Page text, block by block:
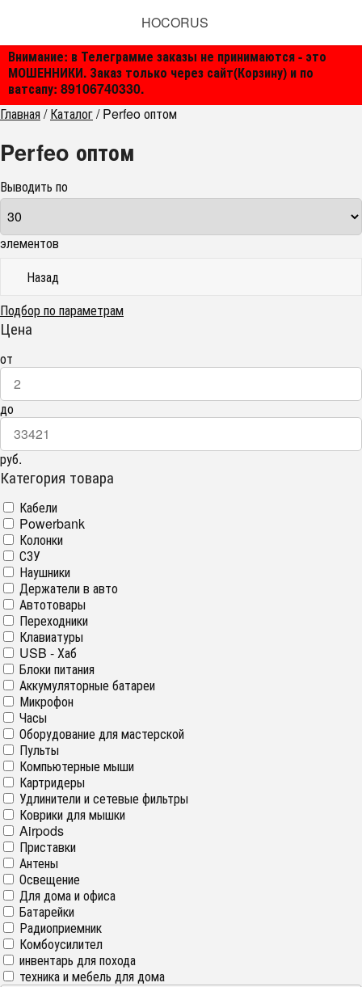
Внимание: в Телеграмме заказы не принимаются - это
МОШЕННИКИ. Заказ только через сайт(Корзину) и по
ватсапу: 89106740330.
HOCORUS
Главная/Каталог/Perfeo оптом
Perfeo оптом
Выводить по
элементов
Назад
Подбор по параметрам
Цена
от
до
руб.
Категория товара
Кабели
Powerbank
Колонки
СЗУ
Наушники
Держатели в авто
Автотовары
Переходники
Клавиатуры
USB - Хаб
Блоки питания
Аккумуляторные батареи
Микрофон
Часы
Оборудование для мастерской
Пульты
Компьютерные мыши
Картридеры
Удлинители и сетевые фильтры
Коврики для мышки
Airpods
Приставки
Антены
Освещение
Для дома и офиса
Батарейки
Радиоприемник
Комбоусилител
инвентарь для похода
техника и мебель для дома